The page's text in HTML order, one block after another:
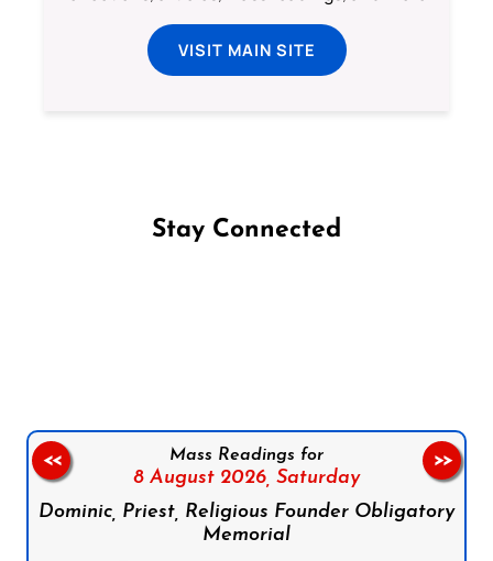
VISIT MAIN SITE
Stay Connected
Mass Readings for
8 August 2026, Saturday
Dominic, Priest, Religious Founder Obligatory
Memorial
<< >>